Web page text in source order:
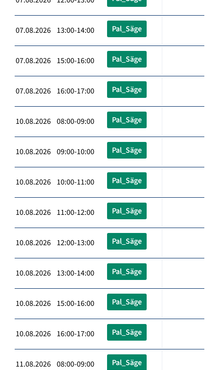
07.08.2026 13:00-14:00 Pal_Säge
07.08.2026 15:00-16:00 Pal_Säge
07.08.2026 16:00-17:00 Pal_Säge
10.08.2026 08:00-09:00 Pal_Säge
10.08.2026 09:00-10:00 Pal_Säge
10.08.2026 10:00-11:00 Pal_Säge
10.08.2026 11:00-12:00 Pal_Säge
10.08.2026 12:00-13:00 Pal_Säge
10.08.2026 13:00-14:00 Pal_Säge
10.08.2026 15:00-16:00 Pal_Säge
10.08.2026 16:00-17:00 Pal_Säge
11.08.2026 08:00-09:00 Pal_Säge